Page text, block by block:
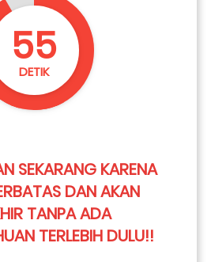
54
DETIK
SEKARANG KARENA
DAN AKAN
TANPA ADA
TERLEBIH DULU!!